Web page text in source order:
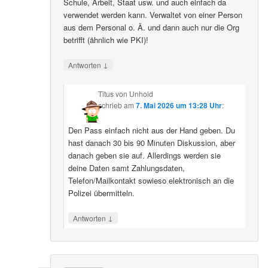
verwendet werden kann. Verwaltet von einer Person
aus dem Personal o. Ä. und dann auch nur die Org
betrifft (ähnlich wie PKI)!
Antworten ↓
Titus von Unhold
schriebam 7. Mai 2026 um 13:28 Uhr:
Den Pass einfach nicht aus der Hand geben. Du
hast danach 30 bis 90 Minuten Diskussion, aber
danach geben sie auf. Allerdings werden sie
deine Daten samt Zahlungsdaten,
Telefon/Mailkontakt sowieso elektronisch an die
Polizei übermitteln.
Antworten ↓